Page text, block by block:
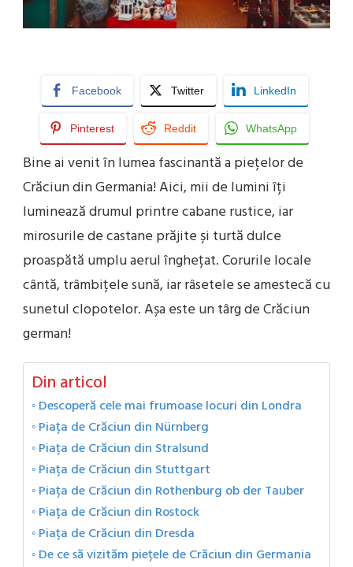
Facebook Twitter LinkedIn
Pinterest Reddit WhatsApp
Bine ai venit în lumea fascinantă a piețelor de
Crăciun din Germania! Aici, mii de lumini îți
luminează drumul printre cabane rustice, iar
mirosurile de castane prăjite și turtă dulce
proaspătă umplu aerul înghețat. Corurile locale
cântă, trâmbițele sună, iar râsetele se amestecă cu
sunetul clopotelor. Așa este un târg de Crăciun
german!
Din articol
Descoperă cele mai frumoase locuri din Londra
Piața de Crăciun din Nürnberg
Piața de Crăciun din Stralsund
Piața de Crăciun din Stuttgart
Piața de Crăciun din Rothenburg ob der Tauber
Piața de Crăciun din Rostock
Piața de Crăciun din Dresda
De ce să vizităm piețele de Crăciun din Germania